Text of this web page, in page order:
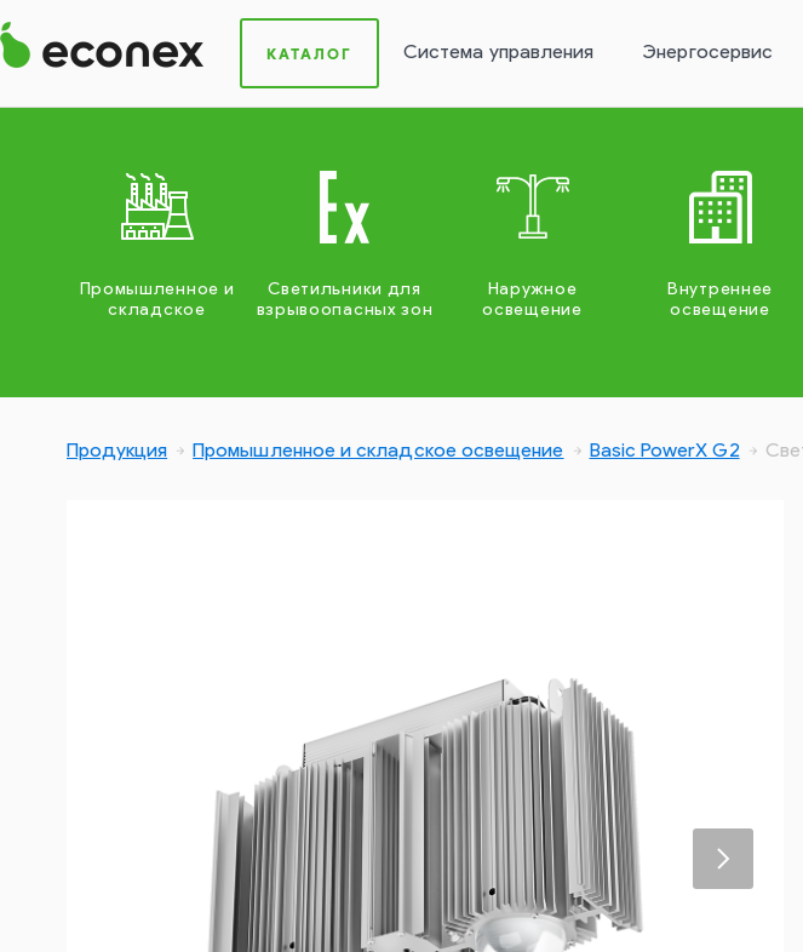
КАТАЛОГ Система управления Энергосервис
Промышленное и
складское
Светильники для
взрывоопасных зон
Наружное
освещение
Внутреннее
освещение
Продукция Промышленное и складское освещение Basic PowerX G2